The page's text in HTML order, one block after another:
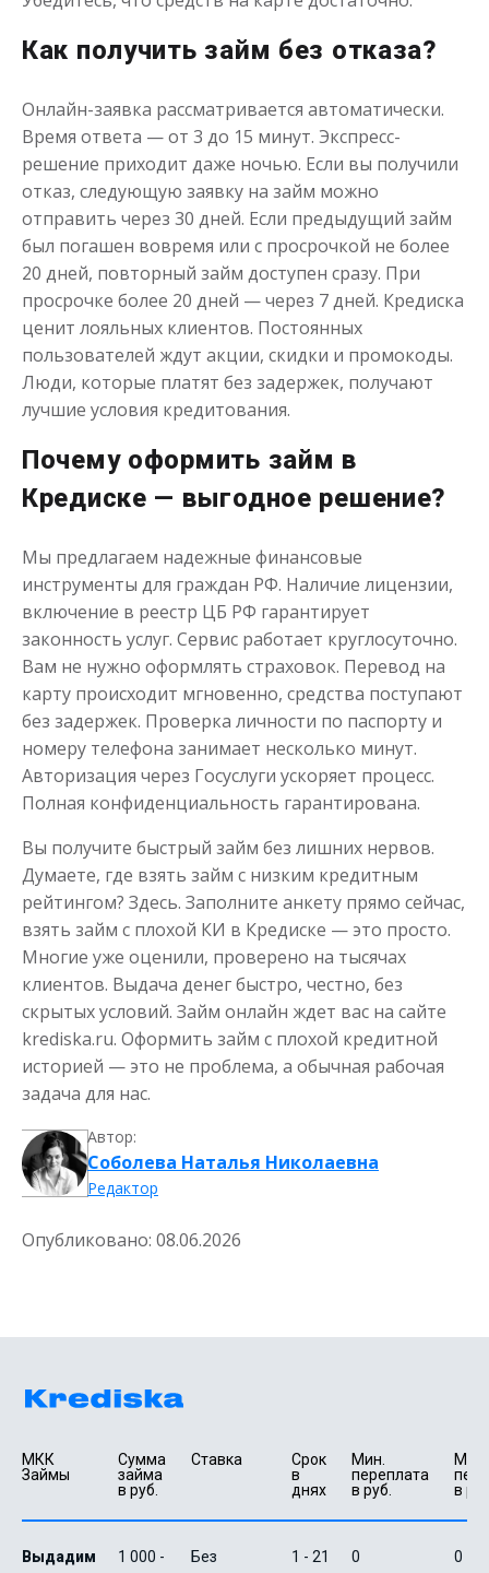
Как получить займ без отказа?
Онлайн-заявка рассматривается автоматически.
Время ответа — от 3 до 15 минут. Экспресс-
решение приходит даже ночью. Если вы получили
отказ, следующую заявку на займ можно
отправить через 30 дней. Если предыдущий займ
был погашен вовремя или с просрочкой не более
20 дней, повторный займ доступен сразу. При
просрочке более 20 дней — через 7 дней. Кредиска
ценит лояльных клиентов. Постоянных
пользователей ждут акции, скидки и промокоды.
Люди, которые платят без задержек, получают
лучшие условия кредитования.
Почему оформить займ в
Кредиске — выгодное решение?
Мы предлагаем надежные финансовые
инструменты для граждан РФ. Наличие лицензии,
включение в реестр ЦБ РФ гарантирует
законность услуг. Сервис работает круглосуточно.
Вам не нужно оформлять страховок. Перевод на
карту происходит мгновенно, средства поступают
без задержек. Проверка личности по паспорту и
номеру телефона занимает несколько минут.
Авторизация через Госуслуги ускоряет процесс.
Полная конфиденциальность гарантирована.
Вы получите быстрый займ без лишних нервов.
Думаете, где взять займ с низким кредитным
рейтингом? Здесь. Заполните анкету прямо сейчас,
взять займ с плохой КИ в Кредиске — это просто.
Многие уже оценили, проверено на тысячах
клиентов. Выдача денег быстро, честно, без
скрытых условий. Займ онлайн ждет вас на сайте
krediska.ru. Оформить займ с плохой кредитной
историей — это не проблема, а обычная рабочая
задача для нас.
Автор:
Соболева Наталья Николаевна
Редактор
Опубликовано: 08.06.2026
МКК
Займы
Сумма
займа
в руб.
Ставка
Срок
в
днях
Мин.
переплата
в руб.
в
Выдадим
1 000 -
Без
1 - 21 0 0